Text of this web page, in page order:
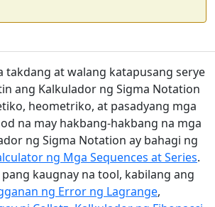
takdang at walang katapusang serye
ang Kalkulador ng Sigma Notation
heometriko, at pasadyang mga
na may hakbang-hakbang na mga
ng Sigma Notation ay bahagi ng
ng Mga Sequences at Series.
kaugnay na tool, kabilang ang
ng Error ng Lagrange,